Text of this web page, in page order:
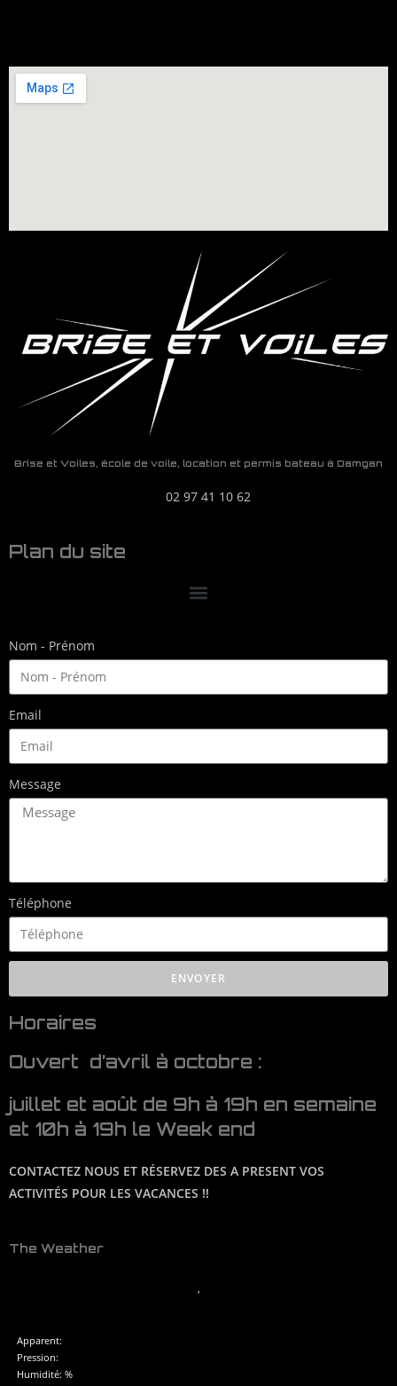
Brise et Voiles, école de voile, location et permis bateau à Damgan
02 97 41 10 62
Plan du site
Nom - Prénom
Email
Message
Téléphone
ENVOYER
Horaires
Ouvert d’avril à octobre :
juillet et août de 9h à 19h en semaine
et 10h à 19h le Week end
CONTACTEZ NOUS ET RÉSERVEZ DES A PRESENT VOS
ACTIVITÉS POUR LES VACANCES !!
The Weather
Apparent:
Pression:
Humidité: %